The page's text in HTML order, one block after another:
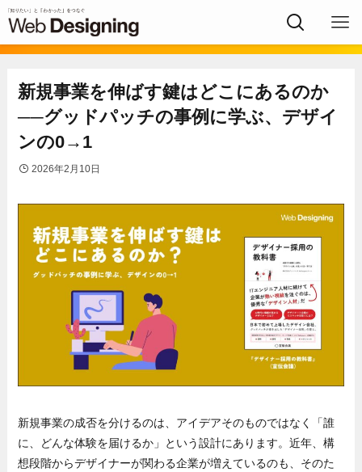
新規事業を伸ばす鍵はどこにあるのか
──グッドパッチの事例に学ぶ、デザイ
ンの0→1
2026年2月10日
新規事業の成否を分けるのは、アイデアそのものではなく「誰
に、どんな体験を届けるか」という設計にあります。近年、構
想段階からデザイナーが関わる企業が増えているのも、そのた